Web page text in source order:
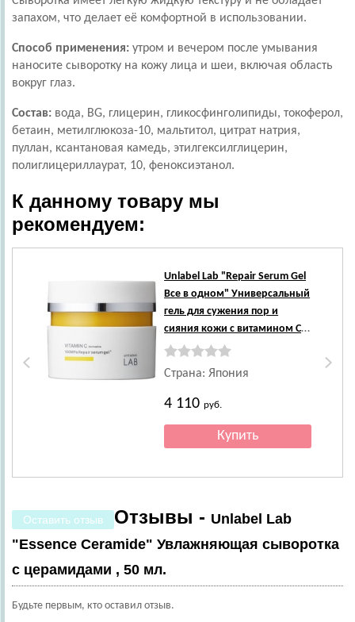
запахом, что делает её комфортной в использовании.
Способ применения: утром и вечером после умывания
наносите сыворотку на кожу лица и шеи, включая область
вокруг глаз.
Состав: вода, BG, глицерин, гликосфинголипиды, токоферол,
бетаин, метилглюкоза-10, мальтитол, цитрат натрия,
пуллан, ксантановая камедь, этилгексилглицерин,
полиглицериллаурат, 10, феноксиэтанол.
К данному товару мы
рекомендуем:
Unlabel Lab "Repair Serum Gel
Все в одном" Универсальный
гель для сужения пор и
сияния кожи с витамином С,
80 г.
Страна: Япония
4 110руб.
Оставить отзыв Отзывы - Unlabel Lab
"Essence Ceramide" Увлажняющая сыворотка
с церамидами , 50 мл.
Будьте первым, кто оставил отзыв.